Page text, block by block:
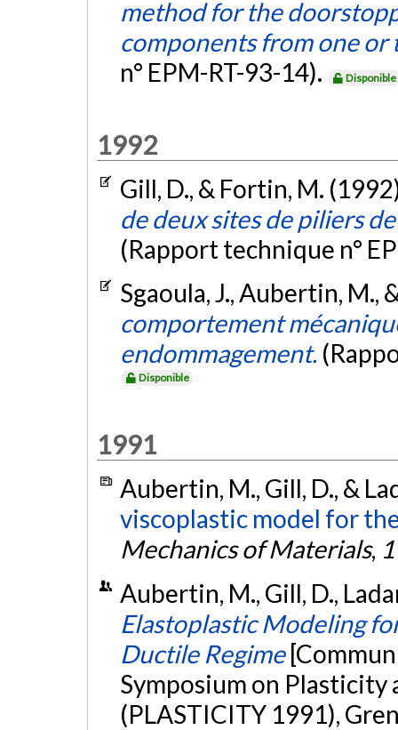
method for the
components from one
n° EPM-RT-93-14).
Disponible
1992
Gill, D., & Fortin, M.
de deux sites de piliers
(Rapport technique n°
Sgaoula, J., Aubertin, M.,
comportement
endommagement.
Disponible
1991
Aubertin, M., Gill, D., &
viscoplastic model for
Mechanics of Materials,
Aubertin, M., Gill, D.,
Elastoplastic Modeling
Ductile Regime
Symposium on
(PLASTICITY 1991),